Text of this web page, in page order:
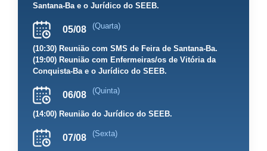
Santana-Ba e o Jurídico do SEEB.
05/08 (Quarta)
(10:30) Reunião com SMS de Feira de Santana-Ba.
(19:00) Reunião com Enfermeiras/os de Vitória da
Conquista-Ba e o Jurídico do SEEB.
06/08 (Quinta)
(14:00) Reunião do Jurídico do SEEB.
07/08 (Sexta)